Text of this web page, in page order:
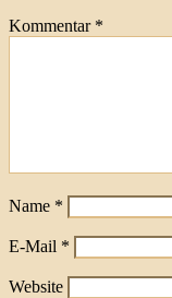
Kommentar *
Name *
E-Mail *
Website